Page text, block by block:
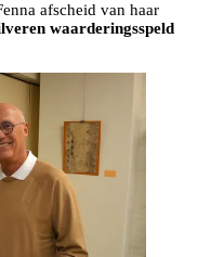
afscheid van haar
waarderingsspeld